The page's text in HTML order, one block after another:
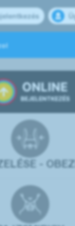
ONLINE
BEJELENTKEZÉS
-